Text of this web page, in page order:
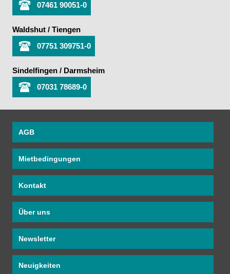
07461 90051-0
Waldshut / Tiengen
07751 309751-0
Sindelfingen / Darmsheim
07031 78689-0
AGB
Mietbedingungen
Kontakt
Über uns
Newsletter
Neuigkeiten